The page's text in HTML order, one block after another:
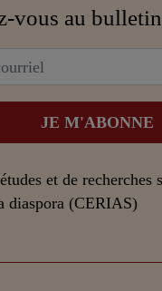
vous au bulletin